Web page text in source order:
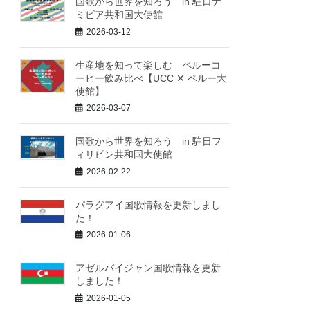
ミビア共和国大使館
2026-03-12
生産地を知って楽しむ ペルーコ
ーヒー飲み比べ【UCC ✕ ペルー大
使館】
2026-03-07
国歌から世界を知ろう in 駐日フ
ィリピン共和国大使館
2026-02-22
パラグアイ国歌情報を更新しまし
た！
2026-01-06
アゼルバイジャン国歌情報を更新
しました！
2026-01-05